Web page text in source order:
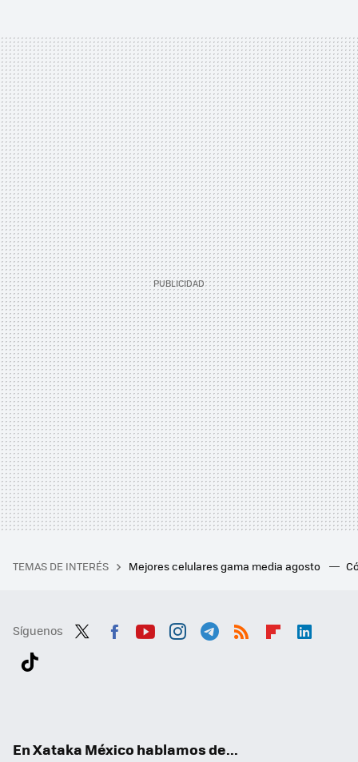
TEMAS DE INTERÉS Mejores celulares gama media agosto
Síguenos
En Xataka México hablamos de...